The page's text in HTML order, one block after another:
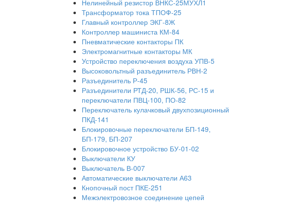
Нелинейный резистор ВНКС-25МУХЛ1
Трансформатор тока ТПОФ-25
Главный контроллер ЭКГ-8Ж
Контроллер машиниста КМ-84
Пневматические контакторы ПК
Электромагнитные контакторы МК
Устройство переключения воздуха УПВ-5
Высоковольтный разъединитель РВН-2
Разъединитель Р-45
Разъединители РТД-20, РШК-56, РС-15 и
переключатели ПВЦ-100, ПО-82
Переключатель кулачковый двухпозиционный
ПКД-141
Блокировочные переключатели БП-149,
БП-179, БП-207
Блокировочное устройство БУ-01-02
Выключатели КУ
Выключатель В-007
Автоматические выключатели А63
Кнопочный пост ПКЕ-251
Межэлектровозное соединение цепей